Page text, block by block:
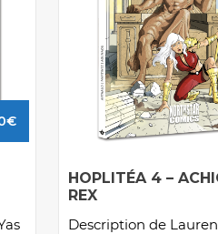
€
HOPLITÉA 4 –
REX
Description de